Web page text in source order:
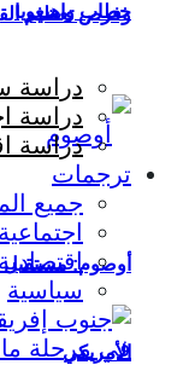
خطاب واهيغويا
أوصوم: مستقبل
الأمريكي
وفرص تعظيم
دراسة
دراسة
دراسة
ترجمات
جميع
اجتماعية
سياسية